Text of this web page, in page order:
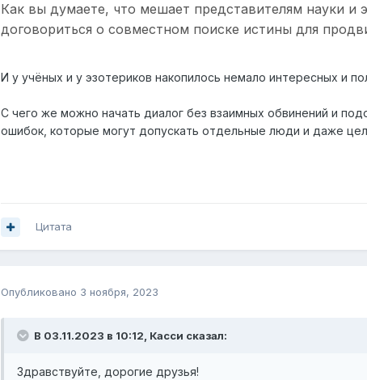
Как вы думаете, что мешает представителям науки и
договориться о совместном поиске истины для
И у учёных и у эзотериков накопилось немало интересных и
С чего же можно начать диалог без взаимных обвинений и
ошибок, которые могут допускать отдельные люди и даже
Цитата
Опубликовано 3 ноября, 2023
В 03.11.2023 в 10:12, Касси сказал:
Здравствуйте, дорогие друзья!